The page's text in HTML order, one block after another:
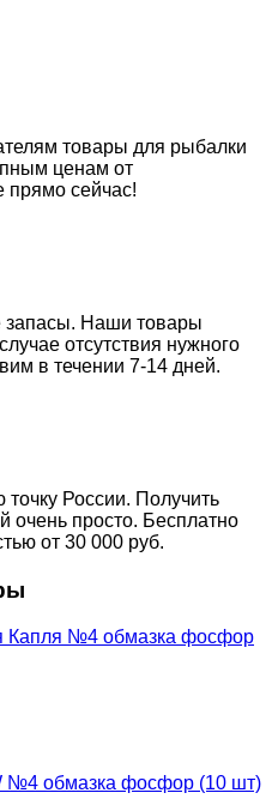
товары для рыбалки
ценам от
прямо сейчас!
запасы. Наши товары
отсутствия нужного
в течении 7-14 дней.
России. Получить
очень просто. Бесплатно
от 30 000 руб.
№4 обмазка фосфор (10 шт)